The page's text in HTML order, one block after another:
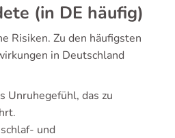
(in DE häufig)
Risiken. Zu den häufigsten
in Deutschland
Unruhegefühl, das zu
und